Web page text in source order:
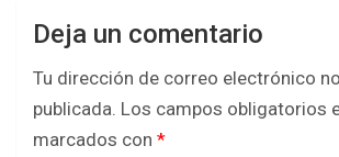
Deja un comentario
Tu dirección de correo electrónico
publicada. Los campos obligatorios
marcados con *